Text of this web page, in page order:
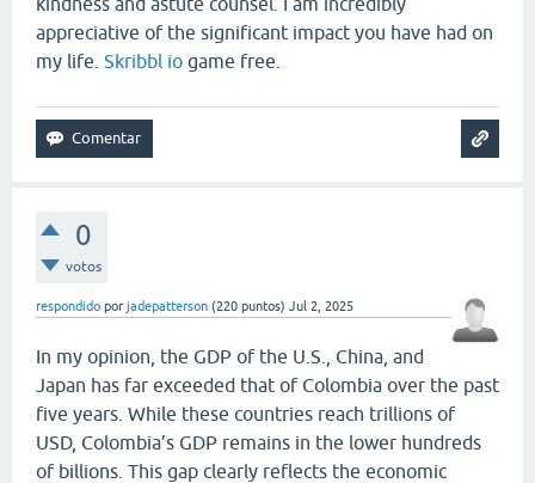
appreciative of the significant impact you have had on
my life. Skribbl io game free.
0
votos
respondido por jadepatterson (220 puntos) Jul 2, 2025
In my opinion, the GDP of the U.S., China, and
Japan has far exceeded that of Colombia over the past
five years. While these countries reach trillions of
USD, Colombia’s GDP remains in the lower hundreds
of billions. This gap clearly reflects the economic